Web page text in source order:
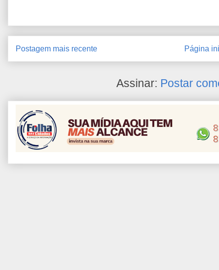
Postagem mais recente Página
Assinar: Postar